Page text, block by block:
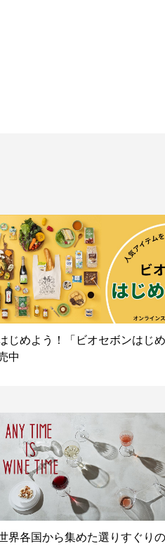
じめよう！「ビオセボンはじ
中
界各国から集めた選りすぐり